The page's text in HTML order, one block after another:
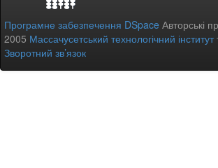
Програмне забезпечення DSpace Авторські
2005 Массачусетський технологічний інститут
Зворотний зв’язок